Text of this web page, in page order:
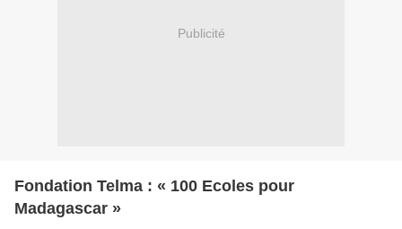
Publicité
Fondation Telma : « 100 Ecoles pour
Madagascar »